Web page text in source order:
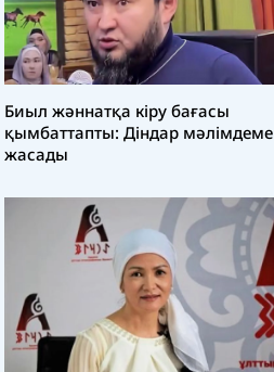
Биыл жәннатқа кіру бағасы
қымбаттапты: Діндар мәлімдеме
жасады